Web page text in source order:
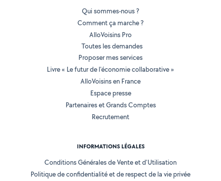
Qui sommes-nous ?
Comment ça marche ?
AlloVoisins Pro
Toutes les demandes
Proposer mes services
Livre « Le futur de l'économie collaborative »
AlloVoisins en France
Espace presse
Partenaires et Grands Comptes
Recrutement
INFORMATIONS LÉGALES
Conditions Générales de Vente et d'Utilisation
Politique de confidentialité et de respect de la vie privée